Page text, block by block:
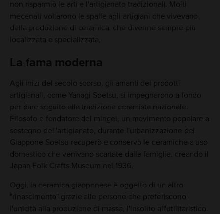
non risparmiò le arti e l'artigianato tradizionali. Molti
mecenati voltarono le spalle agli artigiani che vivevano
della produzione di ceramica, che divenne sempre più
localizzata e specializzata,
La fama moderna
Agli inizi del secolo scorso, gli amanti dei prodotti
artigianali, come Yanagi Soetsu, si impegnarono a fondo
per dare seguito alla tradizione ceramista nazionale.
Filosofo e fondatore del mingei, un movimento popolare a
sostegno dell'artigianato, durante l'urbanizzazione del
Giappone Soetsu recuperò e conservò le ceramiche a uso
domestico che venivano scartate dalle famiglie, creando il
Japan Folk Crafts Museum nel 1936.
Oggi, la ceramica giapponese è oggetto di un altro
"rinascimento" grazie alle persone che preferiscono
l'unicità alla produzione di massa, l'insolito all'utilitaristico.